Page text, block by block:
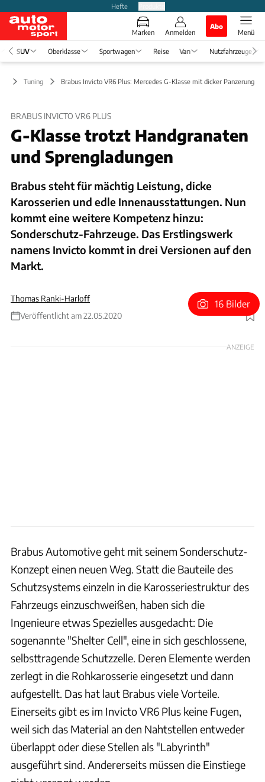
Hefte
Marken Anmelden
Abo
Menü
SUV Oberklasse Sportwagen Reise Van Nutzfahrzeuge
Tuning Brabus Invicto VR6 Plus: Mercedes G-Klasse mit dicker Panzerung
BRABUS INVICTO VR6 PLUS
G-Klasse trotzt Handgranaten
und Sprengladungen
Brabus steht für mächtig Leistung, dicke
Karosserien und edle Innenausstattungen. Nun
kommt eine weitere Kompetenz hinzu:
Sonderschutz-Fahrzeuge. Das Erstlingswerk
namens Invicto kommt in drei Versionen auf den
Markt.
Thomas Ranki-Harloff
Veröffentlicht am 22.05.2020
Foto: Brabus Automotive
16 Bilder
ANZEIGE
Brabus Automotive geht mit seinem Sonderschutz-
Konzept einen neuen Weg. Statt die Bauteile des
Schutzsystems einzeln in die Karosseriestruktur des
Fahrzeugs einzuschweißen, haben sich die
Ingenieure etwas Spezielles ausgedacht: Die
sogenannte "Shelter Cell", eine in sich geschlossene,
selbsttragende Schutzzelle. Deren Elemente werden
zerlegt in die Rohkarosserie eingesetzt und dann
aufgestellt. Das hat laut Brabus viele Vorteile.
Einerseits gibt es im Invicto VR6 Plus keine Fugen,
weil sich das Material an den Nahtstellen entweder
überlappt oder diese Stellen als "Labyrinth"
ausgeführt sind. Andererseits müssen die Einstiege